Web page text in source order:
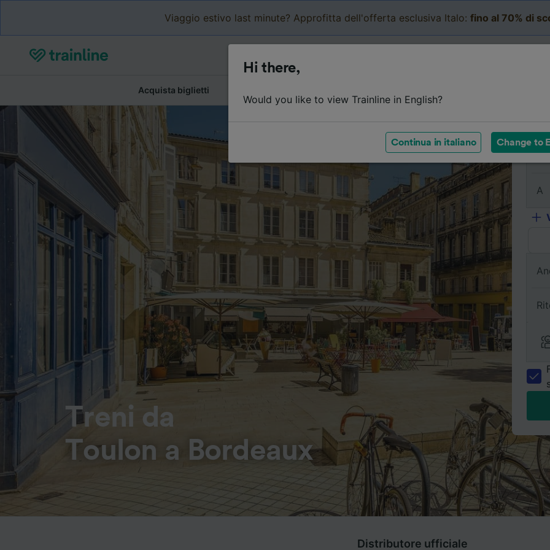
Viaggio estivo last minute? Approfitta dell'offerta esclusiva Italo: fino al 70% di
Acquista biglietti
Treni da
Toulon a Bordeaux
Da
A
Distributore ufficiale
Hi there,
Would you like to view Trainline in English?
Continua in italiano Change to